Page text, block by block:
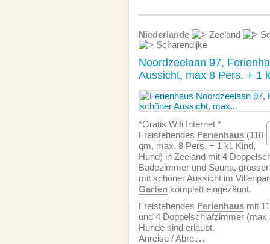
Niederlande Zeeland
Scharendijke
Noordzeelaan 97,
Aussicht, max 8 Pers. + 1
*Gratis Wifi Internet *
Freistehendes Ferienhaus (110
qm, max. 8 Pers. + 1 kl. Kind,
Hund) in Zeeland mit 4
Badezimmer und Sauna,
mit schöner Aussicht im
Garten komplett eingezäunt.
Freistehendes Ferienhaus mit
und 4 Doppelschlafzimmer
Hunde sind erlaubt.
Anreise / Abre...